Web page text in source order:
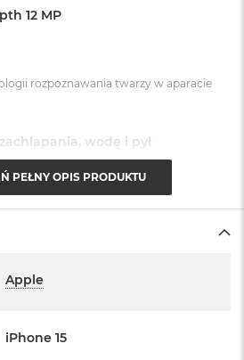
12 MP
rozpoznawania twarzy w aparacie
wodę i pył
głębokość 6m do 30 minut)
iOS 17
PEŁNY OPIS PRODUKTU
Apple
iPhone 15